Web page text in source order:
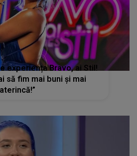
experiența Bravo, ai Stil!
să fim mai buni și mai